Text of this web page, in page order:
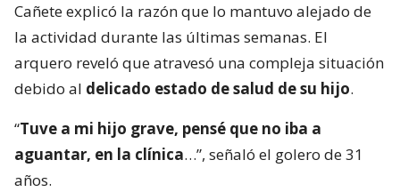
Cañete explicó la razón que lo mantuvo alejado de
la actividad durante las últimas semanas. El
arquero reveló que atravesó una compleja situación
debido al delicado estado de salud de su hijo.
“Tuve a mi hijo grave, pensé que no iba a
aguantar, en la clínica…”, señaló el golero de 31
años.